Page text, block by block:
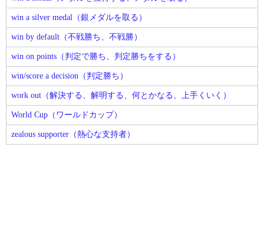
win a silver medal（銀メダルを取る）
win by default（不戦勝ち、不戦勝）
win on points（判定で勝ち、判定勝ちをする）
win/score a decision（判定勝ち）
work out（解決する、解明する、何とかなる、上手くいく）
World Cup（ワールドカップ）
zealous supporter（熱心な支持者）